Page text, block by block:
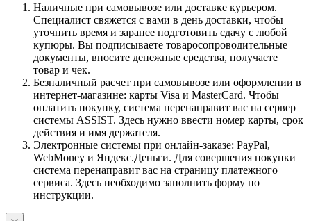
Наличные при самовывозе или доставке курьером.
Специалист свяжется с вами в день доставки, чтобы
уточнить время и заранее подготовить сдачу с любой
купюры. Вы подписываете товаросопроводительные
документы, вносите денежные средства, получаете
товар и чек.
Безналичный расчет при самовывозе или оформлении в
интернет-магазине: карты Visa и MasterCard. Чтобы
оплатить покупку, система перенаправит вас на сервер
системы ASSIST. Здесь нужно ввести номер карты, срок
действия и имя держателя.
Электронные системы при онлайн-заказе: PayPal,
WebMoney и Яндекс.Деньги. Для совершения покупки
система перенаправит вас на страницу платежного
сервиса. Здесь необходимо заполнить форму по
инструкции.